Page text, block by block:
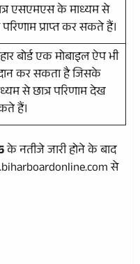
एसएमएस के माध्यम से
परिणाम प्राप्त कर सकते हैं।
बोर्ड एक मोबाइल ऐप भी
कर सकता है जिसके
से छात्र परिणाम देख
हैं।
के नतीजे जारी होने के बाद
से